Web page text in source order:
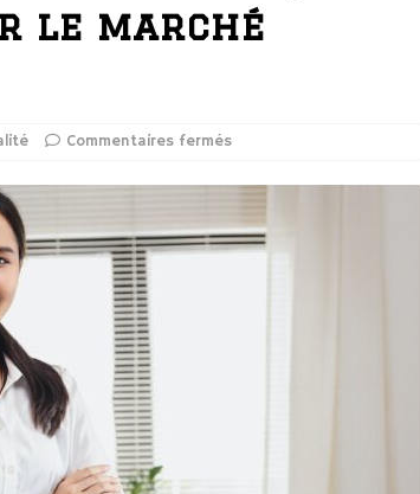
le marché
Commentaires fermés